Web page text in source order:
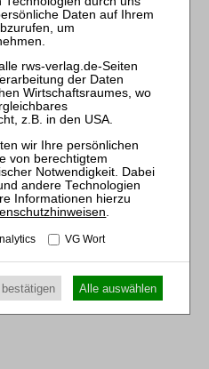
– 4 Sa 5/25
Partei gegenüber
– 13 KS 126/24
(§ 240 ZPO)
– 4 B 154/25
§ 6 Abs. 2 Satz 2 Nr. 3 lit. a
VG Wort
Alle auswählen